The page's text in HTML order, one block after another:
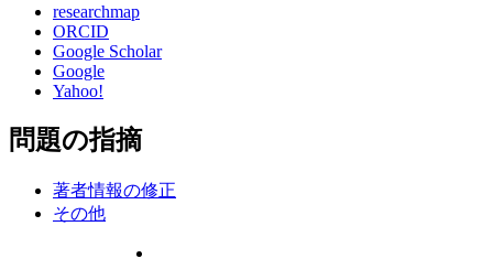
researchmap
ORCID
Google Scholar
Google
Yahoo!
問題の指摘
著者情報の修正
その他